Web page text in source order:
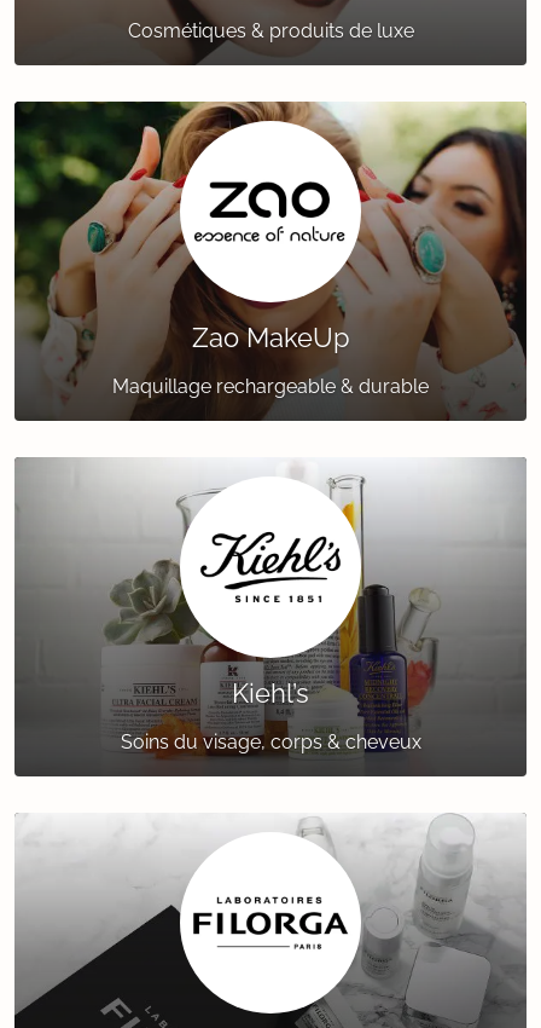
Cosmétiques & produits de luxe
Zao MakeUp
Maquillage rechargeable & durable
Kiehl’s
Soins du visage, corps & cheveux